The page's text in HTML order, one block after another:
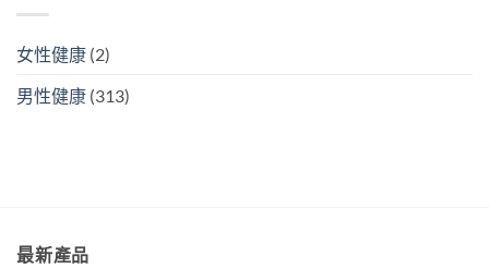
女性健康 (2)
男性健康 (313)
最新產品